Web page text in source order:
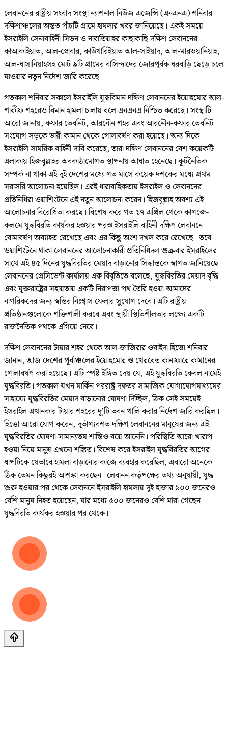
লেবাননের রাষ্ট্রীয় সংবাদ সংস্থা ন্যাশনাল নিউজ এজেন্সি (এনএনএ) শনিবার
দক্ষিণাঞ্চলের অন্তত পাঁচটি গ্রামে হামলার খবর জানিয়েছে। একই সময়ে
ইসরাইলি সেনাবাহিনী সিডন ও নাবাতিয়াহর কাছাকাছি দক্ষিণ লেবাননের
কাআকাইয়াত, আল-স্নোবার, কাউথারিইয়াত আল-সাইয়াদ, আল-মারওয়ানিয়াহ,
আল-ঘাসানিয়াহসহ মোট ৯টি গ্রামের বাসিন্দাদের জোরপূর্বক ঘরবাড়ি ছেড়ে চলে
যাওয়ার নতুন নির্দেশ জারি করেছে।
গতকাল শনিবার সকালে ইসরাইলি যুদ্ধবিমান দক্ষিণ লেবাননের ইয়োহমোর আল-
শাকীফ শহরেও বিমান হামলা চালায় বলে এনএনএ নিশ্চিত করেছে। সংস্থাটি
আরো জানায়, কফার তেবনিট, আরনৌন শহর এবং আরনৌন-কফার তেবনিট
সংযোগ সড়কে ভারী কামান থেকে গোলাবর্ষণ করা হয়েছে। অন্য দিকে
ইসরাইলি সামরিক বাহিনী দাবি করেছে, তারা দক্ষিণ লেবাননের বেশ কয়েকটি
এলাকায় হিজবুল্লাহর অবকাঠামোগত স্থাপনায় আঘাত হেনেছে। কূটনৈতিক
সম্পর্ক না থাকা এই দুই দেশের মধ্যে গত মাসে কয়েক দশকের মধ্যে প্রথম
সরাসরি আলোচনা হয়েছিল। এরই ধারাবাহিকতায় ইসরাইল ও লেবাননের
প্রতিনিধিরা ওয়াশিংটনে এই নতুন আলোচনা করেন। হিজবুল্লাহ অবশ্য এই
আলোচনার বিরোধিতা করছে। বিশেষ করে গত ১৭ এপ্রিল থেকে কাগজে-
কলমে যুদ্ধবিরতি কার্যকর হওয়ার পরও ইসরাইলি বাহিনী দক্ষিণ লেবাননে
বোমাবর্ষণ অব্যাহত রেখেছে এবং এর কিছু অংশ দখল করে রেখেছে। তবে
ওয়াশিংটনে থাকা লেবাননের আলোচনাকারী প্রতিনিধিদল শুক্রবার ইসরাইলের
সাথে এই ৪৫ দিনের যুদ্ধবিরতির মেয়াদ বাড়ানোর সিদ্ধান্তকে স্বাগত জানিয়েছে।
লেবাননের প্রেসিডেন্ট কার্যালয় এক বিবৃতিতে বলেছে, যুদ্ধবিরতির মেয়াদ বৃদ্ধি
এবং যুক্তরাষ্ট্রের সহায়তায় একটি নিরাপত্তা পথ তৈরি হওয়া আমাদের
নাগরিকদের জন্য স্বস্তির নিঃশ্বাস ফেলার সুযোগ দেবে। এটি রাষ্ট্রীয়
প্রতিষ্ঠানগুলোকে শক্তিশালী করবে এবং স্থায়ী স্থিতিশীলতার লক্ষ্যে একটি
রাজনৈতিক পথকে এগিয়ে নেবে।
দক্ষিণ লেবাননের টায়ার শহর থেকে আল-জাজিরার ওবাইদা হিত্তো শনিবার
জানান, আজ দেশের পূর্বাঞ্চলের ইয়োহমোর ও খেরবেত কানাফারে কামানের
গোলাবর্ষণ করা হয়েছে। এটি স্পষ্ট ইঙ্গিত দেয় যে, এই যুদ্ধবিরতি কেবল নামেই
যুদ্ধবিরতি। গতকাল যখন মার্কিন পররাষ্ট্র দফতর সামাজিক যোগাযোগমাধ্যমের
সাহায্যে যুদ্ধবিরতির মেয়াদ বাড়ানোর ঘোষণা দিচ্ছিল, ঠিক সেই সময়েই
ইসরাইল এখানকার টায়ার শহরের দু’টি ভবন খালি করার নির্দেশ জারি করছিল।
হিত্তো আরো যোগ করেন, দুর্ভাগ্যবশত দক্ষিণ লেবাননের মানুষের জন্য এই
যুদ্ধবিরতির ঘোষণা সামান্যতম শান্তিও বয়ে আনেনি। পরিস্থিতি আরো খারাপ
হওয়া নিয়ে মানুষ এখনো শঙ্কিত। বিশেষ করে ইসরাইল যুদ্ধবিরতির আগের
ধাপটিকে যেভাবে হামলা বাড়ানোর কাজে ব্যবহার করেছিল, এবারো অনেকে
ঠিক তেমন কিছুরই আশঙ্কা করছেন। লেবানন কর্তৃপক্ষের তথ্য অনুযায়ী, যুদ্ধ
শুরু হওয়ার পর থেকে লেবাননে ইসরাইলি হামলায় দুই হাজার ৯০০ জনেরও
বেশি মানুষ নিহত হয়েছেন, যার মধ্যে ৫০০ জনেরও বেশি মারা গেছেন
যুদ্ধবিরতি কার্যকর হওয়ার পর থেকে।